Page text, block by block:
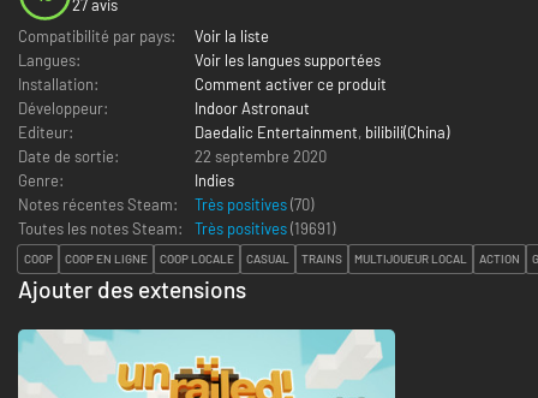
27 avis
Compatibilité par pays:
Voir la liste
Langues:
Voir les langues supportées
Installation:
Comment activer ce produit
Développeur:
Indoor Astronaut
Editeur:
Daedalic Entertainment, bilibili(China)
Date de sortie:
22 septembre 2020
Genre:
Indies
Notes récentes Steam:
Très positives(70)
Toutes les notes Steam:
Très positives(19691)
COOP COOP EN LIGNE COOP LOCALE CASUAL TRAINS MULTIJOUEUR LOCAL ACTION
Ajouter des extensions